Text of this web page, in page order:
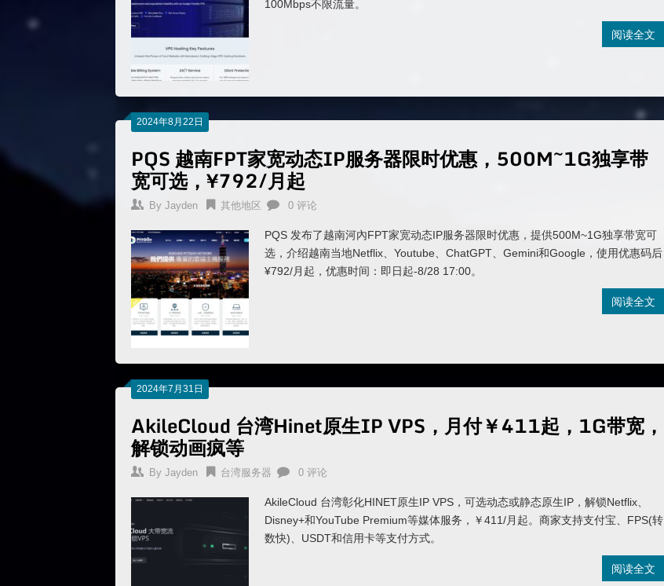
100Mbps不限流量。
阅读全文
2024年8月22日
PQS 越南FPT家宽动态IP服务器限时优惠，500M~1G独享带
宽可选，¥792/月起
By Jayden 其他地区 0 评论
PQS 发布了越南河內FPT家宽动态IP服务器限时优惠，提供500M~1G独享带宽可
选，介绍越南当地Netflix、Youtube、ChatGPT、Gemini和Google，使用优惠码后
¥792/月起，优惠时间：即日起-8/28 17:00。
阅读全文
2024年7月31日
AkileCloud 台湾Hinet原生IP VPS，月付￥411起，1G带宽，
解锁动画疯等
By Jayden 台湾服务器 0 评论
AkileCloud 台湾彰化HINET原生IP VPS，可选动态或静态原生IP，解锁Netflix、
Disney+和YouTube Premium等媒体服务，￥411/月起。商家支持支付宝、FPS(转
数快)、USDT和信用卡等支付方式。
阅读全文